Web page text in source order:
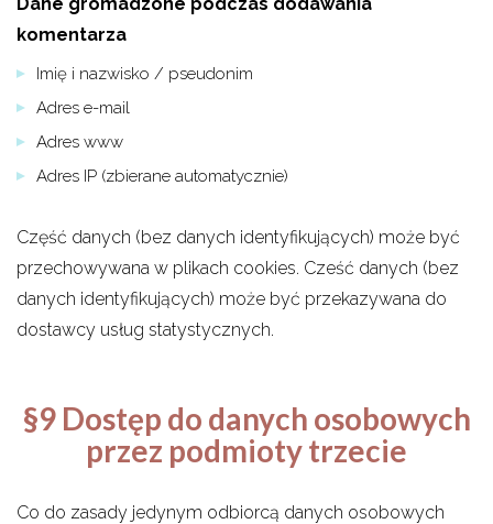
komentarza
Imię i nazwisko / pseudonim
Adres e-mail
Adres www
Adres IP (zbierane automatycznie)
Część danych (bez danych identyfikujących) może być
przechowywana w plikach cookies. Cześć danych (bez
danych identyfikujących) może być przekazywana do
dostawcy usług statystycznych.
§9 Dostęp do danych osobowych
przez podmioty trzecie
Co do zasady jedynym odbiorcą danych osobowych